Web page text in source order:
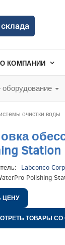
О КОМПАНИИ
очистки воды
Station
Labconco
Polishing
ЦЕНУ
ТОВАРЫ СО